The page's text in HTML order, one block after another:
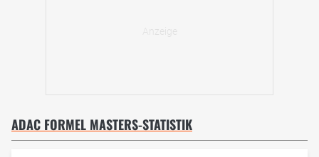
ADAC FORMEL MASTERS-STATISTIK